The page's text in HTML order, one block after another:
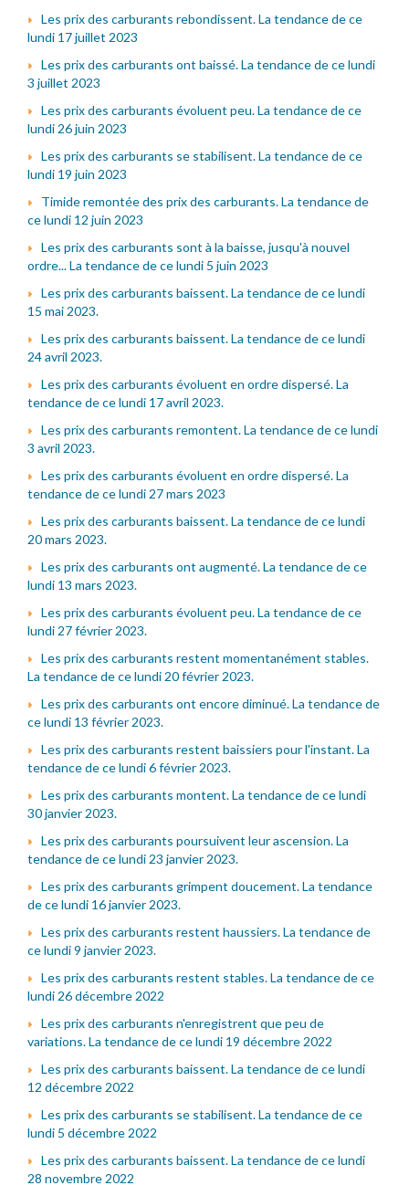
Les prix des carburants rebondissent. La tendance de ce
lundi 17 juillet 2023
Les prix des carburants ont baissé. La tendance de ce lundi
3 juillet 2023
Les prix des carburants évoluent peu. La tendance de ce
lundi 26 juin 2023
Les prix des carburants se stabilisent. La tendance de ce
lundi 19 juin 2023
Timide remontée des prix des carburants. La tendance de
ce lundi 12 juin 2023
Les prix des carburants sont à la baisse, jusqu'à nouvel
ordre... La tendance de ce lundi 5 juin 2023
Les prix des carburants baissent. La tendance de ce lundi
15 mai 2023.
Les prix des carburants baissent. La tendance de ce lundi
24 avril 2023.
Les prix des carburants évoluent en ordre dispersé. La
tendance de ce lundi 17 avril 2023.
Les prix des carburants remontent. La tendance de ce lundi
3 avril 2023.
Les prix des carburants évoluent en ordre dispersé. La
tendance de ce lundi 27 mars 2023
Les prix des carburants baissent. La tendance de ce lundi
20 mars 2023.
Les prix des carburants ont augmenté. La tendance de ce
lundi 13 mars 2023.
Les prix des carburants évoluent peu. La tendance de ce
lundi 27 février 2023.
Les prix des carburants restent momentanément stables.
La tendance de ce lundi 20 février 2023.
Les prix des carburants ont encore diminué. La tendance de
ce lundi 13 février 2023.
Les prix des carburants restent baissiers pour l'instant. La
tendance de ce lundi 6 février 2023.
Les prix des carburants montent. La tendance de ce lundi
30 janvier 2023.
Les prix des carburants poursuivent leur ascension. La
tendance de ce lundi 23 janvier 2023.
Les prix des carburants grimpent doucement. La tendance
de ce lundi 16 janvier 2023.
Les prix des carburants restent haussiers. La tendance de
ce lundi 9 janvier 2023.
Les prix des carburants restent stables. La tendance de ce
lundi 26 décembre 2022
Les prix des carburants n'enregistrent que peu de
variations. La tendance de ce lundi 19 décembre 2022
Les prix des carburants baissent. La tendance de ce lundi
12 décembre 2022
Les prix des carburants se stabilisent. La tendance de ce
lundi 5 décembre 2022
Les prix des carburants baissent. La tendance de ce lundi
28 novembre 2022